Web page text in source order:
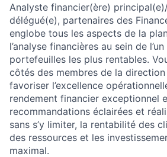
Analyste financier(ère)
délégué(e), partenaires des
englobe tous les aspects de la
l’analyse financières au sein de
portefeuilles les plus rentables.
côtés des membres de la
favoriser l’excellence
rendement financier exceptionnel
recommandations éclairées et
sans s’y limiter, la rentabilité des
des ressources et les
maximal.